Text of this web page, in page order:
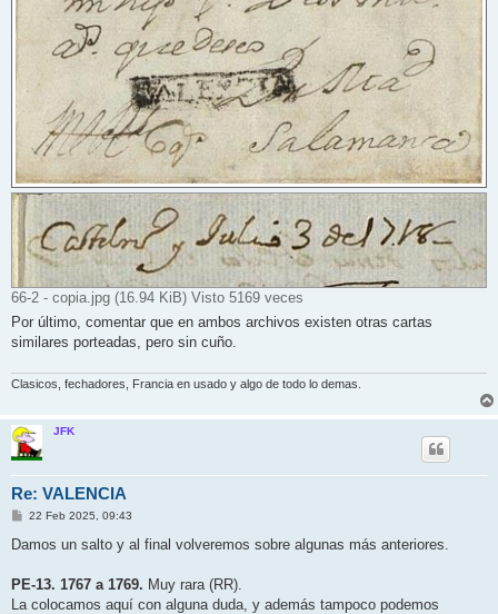
66-2 - copia.jpg (16.94 KiB) Visto 5169 veces
Por último, comentar que en ambos archivos existen otras cartas
similares porteadas, pero sin cuño.
Clasicos, fechadores, Francia en usado y algo de todo lo demas.
JFK
Re: VALENCIA
M
n
j
22 Feb 2025, 09:43
Damos un salto y al final volveremos sobre algunas más anteriores.
PE-13. 1767 a 1769. Muy rara (RR).
La colocamos aquí con alguna duda, y además tampoco podemos